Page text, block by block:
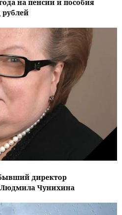
на пенсии и пособия
рублей
директор
Чунихина